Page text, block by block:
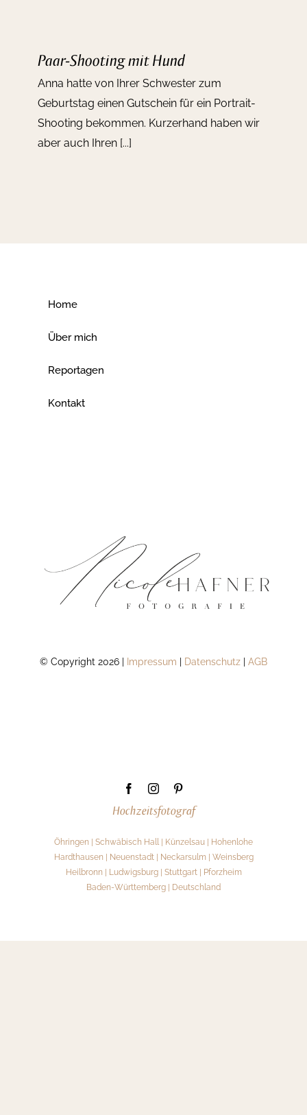
Paar-Shooting mit Hund
Anna hatte von Ihrer Schwester zum
Geburtstag einen Gutschein für ein Portrait-
Shooting bekommen. Kurzerhand haben wir
aber auch Ihren [...]
Home
Über mich
Reportagen
Kontakt
© Copyright 2026 | Impressum Datenschutz AGB
Hochzeitsfotograf
Öhringen | Schwäbisch Hall | Künzelsau | Hohenlohe
Hardthausen | Neuenstadt | Neckarsulm | Weinsberg
Heilbronn | Ludwigsburg | Stuttgart | Pforzheim
Baden-Württemberg | Deutschland